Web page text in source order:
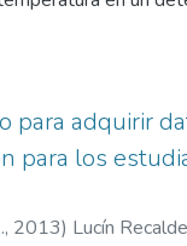
a perder. La
del producto final
en el proceso de
de enfriamiento,
amigable,
adquirir
para los
, 2013) Lucín